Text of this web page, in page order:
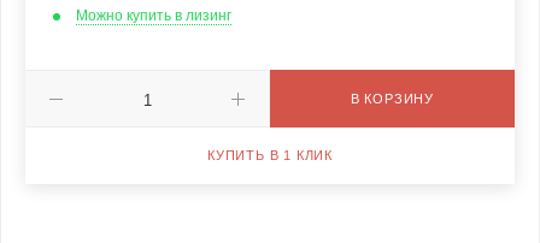
Можно купить в лизинг
В КОРЗИНУ
КУПИТЬ В 1 КЛИК